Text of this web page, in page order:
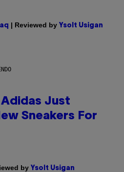
| Reviewed by Ysolt Usigan
Adidas Just
Sneakers For
by Ysolt Usigan